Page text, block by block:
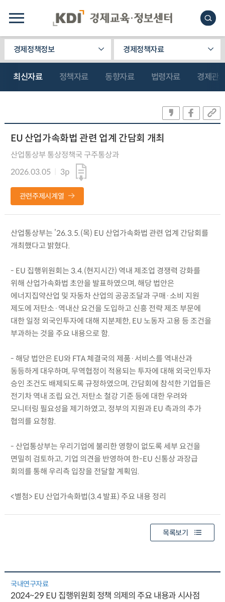
경제정책정보 경제정책자료
최신자료 정책자료 동향자료 법령자료 경제관
EU 산업가속화법 관련 업계 간담회 개최
산업통상부 통상정책국 구주통상과
2026.03.05
3p
관련주제시계열
산업통상부는 ’26.3.5.(목) EU 산업가속화법 관련 업계 간담회를
개최했다고 밝혔다.
- EU 집행위원회는 3.4.(현지시간) 역내 제조업 경쟁력 강화를
위해 산업가속화법 초안을 발표하였으며, 해당 법안은
에너지집약산업 및 자동차 산업의 공공조달과 구매·소비 지원
제도에 저탄소·역내산 요건을 도입하고 신흥 전략 제조 부문에
대한 일정 외국인투자에 대해 지분제한, EU 노동자 고용 등 조건을
부과하는 것을 주요 내용으로 함.
- 해당 법안은 EU와 FTA 체결국의 제품·서비스를 역내산과
동등하게 대우하며, 무역협정이 적용되는 투자에 대해 외국인투자
승인 조건도 배제되도록 규정하였으며, 간담회에 참석한 기업들은
전기차 역내 조립 요건, 저탄소 철강 기준 등에 대한 우려와
모니터링 필요성을 제기하였고, 정부의 지원과 EU 측과의 추가
협의를 요청함.
- 산업통상부는 우리기업에 불리한 영향이 없도록 세부 요건을
면밀히 검토하고, 기업 의견을 반영하여 한-EU 신통상 과장급
회의를 통해 우리측 입장을 전달할 계획임.
<별첨> EU 산업가속화법(3.4 발표) 주요 내용 정리
목록보기
국내연구자료
2024~29 EU 집행위원회 정책 의제의 주요 내용과 시사점